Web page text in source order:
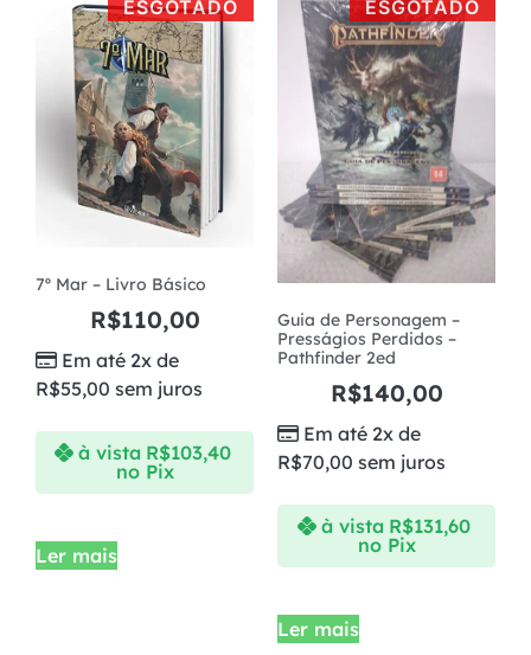
ESGOTADO
7º Mar – Livro Básico
R$110,00
Em até 2x de
R$55,00 sem juros
à vista R$103,40
no Pix
Ler mais
ESGOTADO
Guia de Personagem –
Presságios Perdidos –
Pathfinder 2ed
R$140,00
Em até 2x de
R$70,00 sem juros
à vista R$131,60
no Pix
Ler mais